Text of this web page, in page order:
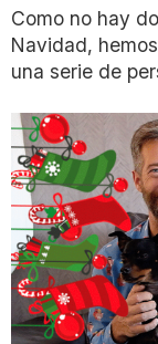
Como no hay
Navidad,
una serie de